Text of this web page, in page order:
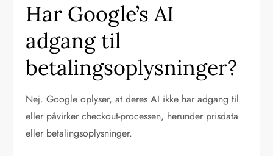
Har Google’s AI
adgang til
betalingsoplysninger?
Nej. Google oplyser, at deres AI ikke har adgang til
eller påvirker checkout-processen, herunder prisdata
eller betalingsoplysninger.